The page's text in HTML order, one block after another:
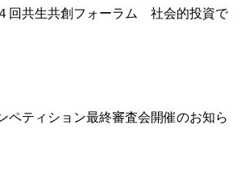
回共生共創フォーラム 社会的投資で